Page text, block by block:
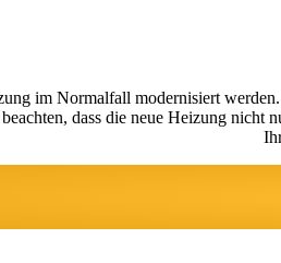
im Normalfall modernisiert
dass die neue Heizung nicht